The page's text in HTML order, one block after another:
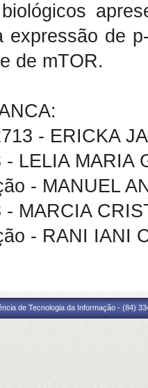
expressão de
de mTOR.
- ERICKA
- LELIA MARIA
- MANUEL
MARCIA
- RANI IANI
de Tecnologia da Informação - (84)